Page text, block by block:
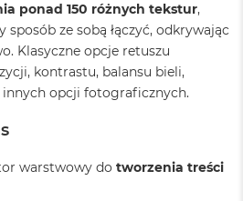
ponad 150 różnych tekstur,
ze sobą łączyć, odkrywając
Klasyczne opcje retuszu
kontrastu, balansu bieli,
innych opcji fotograficznych.
warstwowy do tworzenia treści